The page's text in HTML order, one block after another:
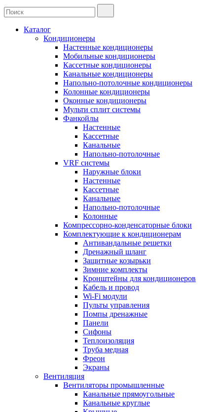
Каталог
Кондиционеры
Настенные кондиционеры
Мобильные кондиционеры
Кассетные кондиционеры
Канальные кондиционеры
Напольно-потолочные кондиционеры
Колонные кондиционеры
Оконные кондиционеры
Мульти сплит системы
Фанкойлы
Настенные
Кассетные
Канальные
Напольно-потолочные
VRF системы
Наружные блоки
Настенные
Кассетные
Канальные
Напольно-потолочные
Колонные
Компрессорно-конденсаторные блоки
Комплектующие к кондиционерам
Антивандальные решетки
Дренажный шланг
Защитные козырьки
Зимние комплекты
Кронштейны для кондиционеров
Кабель и провод
Wi-Fi модули
Пульты управления
Помпы дренажные
Панели
Сифоны
Теплоизоляция
Труба медная
Фреон
Экраны
Вентиляция
Вентиляторы промышленные
Канальные прямоугольные
Канальные круглые